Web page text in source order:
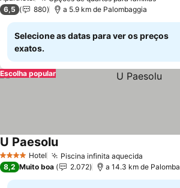
6,5 880 a 5.9 km de Palombaggia
Selecione as datas para ver os preços
exatos.
Escolha popular
4 EstrelasHotel Piscina infinita aquecida
U PaesoluVer preços
8,2 Muito boa 2.072 a 14.3 km de